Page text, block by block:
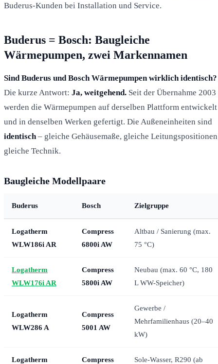
Buderus-Kunden bei Installation und Service.
Buderus = Bosch: Baugleiche
Wärmepumpen, zwei Markennamen
Sind Buderus und Bosch Wärmepumpen wirklich identisch?
Die kurze Antwort: Ja, weitgehend. Seit der Übernahme 2003
werden die Wärmepumpen auf derselben Plattform entwickelt
und in denselben Werken gefertigt. Die Außeneinheiten sind
identisch – gleiche Gehäusemaße, gleiche
gleiche Technik.
Baugleiche Modellpaare
Buderus Bosch Zielgruppe
Logatherm
WLW186i AR
Compress
6800i AW
Altbau / Sanierung (max.
75 °C)
Logatherm
WLW176i AR
Compress
5800i AW
Neubau (max. 60 °C, 180
L WW-Speicher)
Logatherm
WLW286 A
Compress
5001 AW
Gewerbe /
Mehrfamilienhaus (20–40
kW)
Logatherm
Compress
Sole-Wasser, R290 (ab